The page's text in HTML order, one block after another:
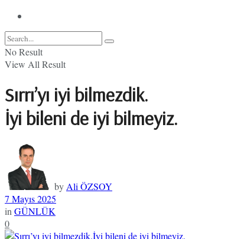
No Result
View All Result
Sırrı’yı iyi bilmezdik.
İyi bileni de iyi bilmeyiz.
by Ali ÖZSOY
7 Mayıs 2025
in GÜNLÜK
0